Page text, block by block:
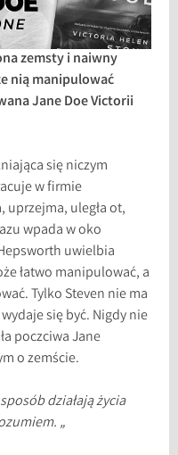
zemsty i naiwny
nią manipulować
Jane Doe Victorii
się niczym
w firmie
uległa ot,
wpada w oko
uwielbia
łatwo manipulować, a
Tylko Steven nie ma
się być. Nigdy nie
poczciwa Jane
o zemście.
działają życia
„